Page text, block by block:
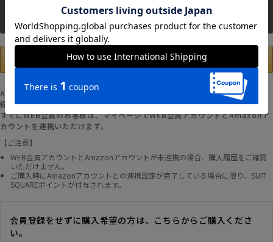
新規会員登録
Amazonアカウントの登録情報を使用して、お支払いおよび新規WEB会員登
録が可能です。
すでにWEB会員のお客様は、マイページでWEB会員アカウントとAmazonア
カウントを連携いただけます。
【ご注意】
WEB会員アカウントとAmazonアカウントが未連携の場合、購入履歴をご確認
いただけません。
ご購入時にAmazonアカウントとの連携設定が完了している場合に限り、SUIT
SQUAREポイントが付与されます。
会員登録をせずに購入希望の方は、こちらからご購入くださ
い。